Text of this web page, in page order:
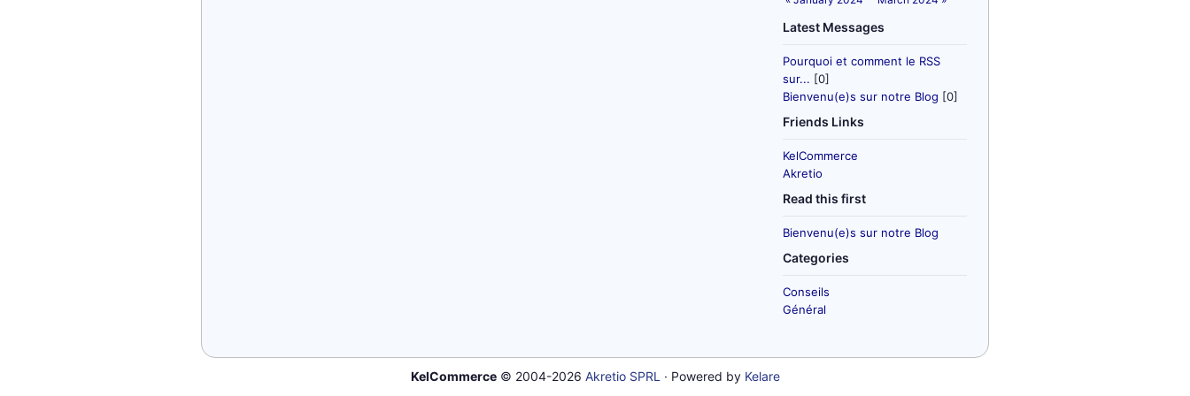
Latest Messages
Pourquoi et comment le RSS
sur... [0]
Bienvenu(e)s sur notre Blog [0]
Friends Links
KelCommerce
Akretio
Read this first
Bienvenu(e)s sur notre Blog
Categories
Conseils
Général
KelCommerce© 2004-2026 Akretio SPRL · Powered by Kelare